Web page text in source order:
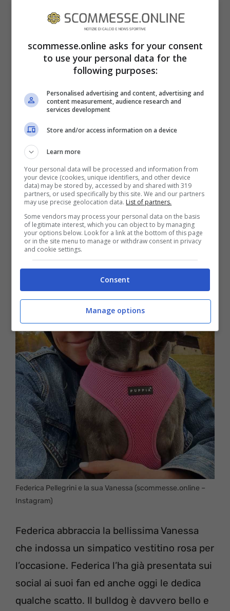
Per questo ben presto diventerà anche
testimonial per varie compagnie, marchi di
moda, sarà sempre più seguita a livello
mediatico e sui social. Ad oggi, l’ormai ex
meno di2 milioni di followersolo su
Instagram. Un successo che naturalmente
l’ha anche inserita spesso nelle pagine di
gossip. Oggi che ha un nuovo amore quindi,
tutti staranno cliccando sul suo profilo. Lei
si chiamaVanessaed è un bellissimo
bulldog francese.
Federica Pellegrini e la sua Vanessa (scommesse.online –
Instagram)
Federica abbraccia la bellissima Vanessa
che indossa un simpatico vestitino rosa per
l’occasione. Federica l’ha già presentata sui
social ai suoi fan ed anche oggi le dedica
qualche scatto. Il bulldog è davvero bello e
scommesse.online asks for your consent
to use your personal data for the
following purposes:
Personalised advertising and content, advertising and
content measurement, audience research and
services development
Store and/or access information on a device
Learn more
Your personal data will be processed and information from
your device (cookies, unique identifiers, and other device
data) may be stored by, accessed by and shared with 319
partners, or used specifically by this site. We and our partners
may use precise geolocation data. List of partners.
Some vendors may process your personal data on the basis
of legitimate interest, which you can object to by managing
your options below. Look for a link at the bottom of this page
or in the site menu to manage or withdraw consent in privacy
and cookie settings.
Consent
Manage options